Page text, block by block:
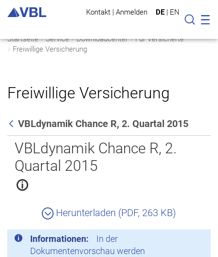
Kontakt | Anmelden DE | EN
Suche
Startseite Service Downloadcenter
Für Versicherte
Freiwillige Versicherung
Freiwillige Versicherung
Zurück
VBLdynamik Chance R, 2. Quartal 2015
VBLdynamik Chance R, 2.
Quartal 2015
Herunterladen (PDF, 263 KB)
Informationen:
In der
Dokumentenvorschau werden